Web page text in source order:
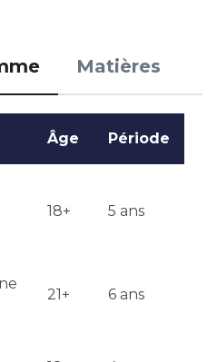
Matières
Âge Période
18+ 5 ans
21+ 6 ans